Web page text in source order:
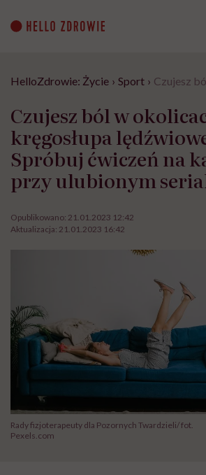
content
HelloZdrowie: Życie › Sport › Czujesz
Czujesz ból w
kręgosłupa
Spróbuj ćwiczeń na
przy ulubionym
Opublikowano: 21.01.2023 12:42
Aktualizacja: 21.01.2023 16:42
Rady fizjoterapeuty dla Pozornych Twardzieli/ fot.
Pexels.com